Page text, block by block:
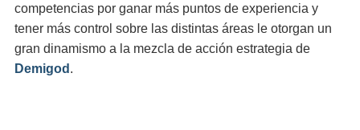
competencias por ganar más puntos de experiencia y
tener más control sobre las distintas áreas le otorgan un
gran dinamismo a la mezcla de acción estrategia de
Demigod .